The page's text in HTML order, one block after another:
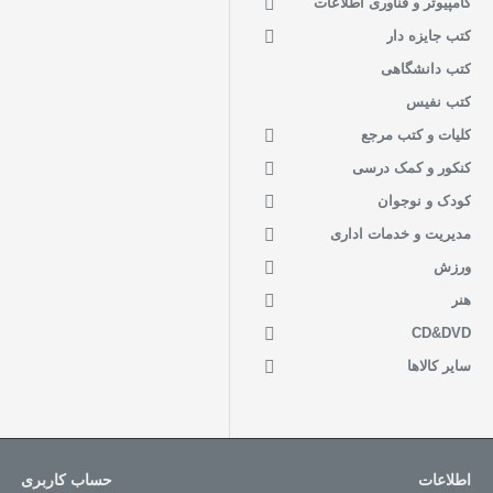
کتب جایزه دار
کتب دانشگاهی
کتب نفیس
کلیات و کتب مرجع
کنکور و کمک درسی
کودک و نوجوان
مدیریت و خدمات اداری
ورزش
هنر
CD&DVD
سایر کالاها
اطلاعات حساب کاربری